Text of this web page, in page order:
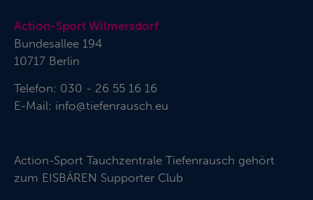
Action-Sport Wilmersdorf
Bundesallee 194
10717 Berlin
Telefon: 030 - 26 55 16 16
E-Mail: info@tiefenrausch.eu
Action-Sport Tauchzentrale Tiefenrausch gehört
zum EISBÄREN Supporter Club